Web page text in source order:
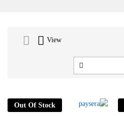
View
Out Of Stock